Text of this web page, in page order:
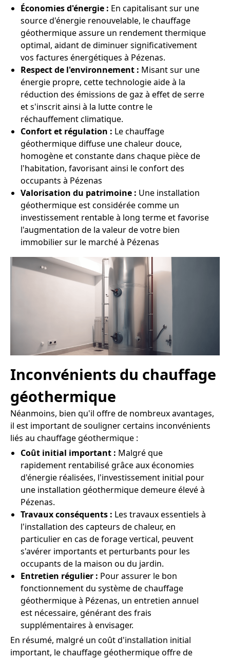
Économies d'énergie : En capitalisant sur une
source d'énergie renouvelable, le chauffage
géothermique assure un rendement thermique
optimal, aidant de diminuer significativement
vos factures énergétiques à Pézenas.
Respect de l'environnement : Misant sur une
énergie propre, cette technologie aide à la
réduction des émissions de gaz à effet de serre
et s'inscrit ainsi à la lutte contre le
réchauffement climatique.
Confort et régulation : Le chauffage
géothermique diffuse une chaleur douce,
homogène et constante dans chaque pièce de
l'habitation, favorisant ainsi le confort des
occupants à Pézenas
Valorisation du patrimoine : Une installation
géothermique est considérée comme un
investissement rentable à long terme et favorise
l'augmentation de la valeur de votre bien
immobilier sur le marché à Pézenas
Inconvénients du chauffage
géothermique
Néanmoins, bien qu'il offre de nombreux avantages,
il est important de souligner certains inconvénients
liés au chauffage géothermique :
Coût initial important : Malgré que
rapidement rentabilisé grâce aux économies
d'énergie réalisées, l'investissement initial pour
une installation géothermique demeure élevé à
Pézenas.
Travaux conséquents : Les travaux essentiels à
l'installation des capteurs de chaleur, en
particulier en cas de forage vertical, peuvent
s'avérer importants et perturbants pour les
occupants de la maison ou du jardin.
Entretien régulier : Pour assurer le bon
fonctionnement du système de chauffage
géothermique à Pézenas, un entretien annuel
est nécessaire, générant des frais
supplémentaires à envisager.
En résumé, malgré un coût d'installation initial
important, le chauffage géothermique offre de